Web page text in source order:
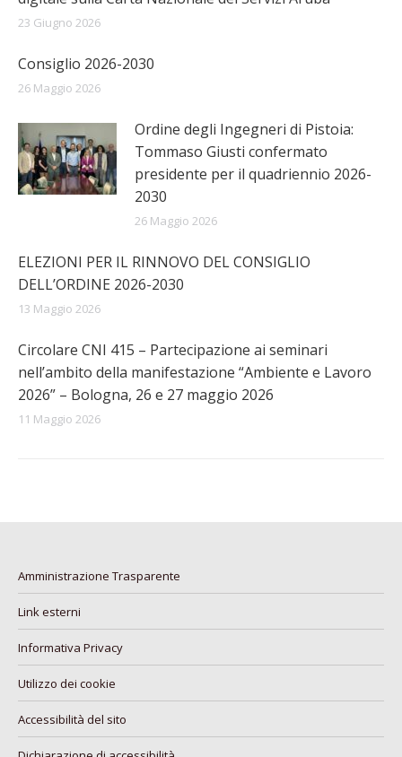
23 Giugno 2026
Consiglio 2026-2030
26 Maggio 2026
Ordine degli Ingegneri di Pistoia:
Tommaso Giusti confermato
presidente per il quadriennio 2026-
2030
26 Maggio 2026
ELEZIONI PER IL RINNOVO DEL CONSIGLIO
DELL’ORDINE 2026-2030
13 Maggio 2026
Circolare CNI 415 – Partecipazione ai seminari
nell’ambito della manifestazione “Ambiente e Lavoro
2026” – Bologna, 26 e 27 maggio 2026
11 Maggio 2026
Amministrazione Trasparente
Link esterni
Informativa Privacy
Utilizzo dei cookie
Accessibilità del sito